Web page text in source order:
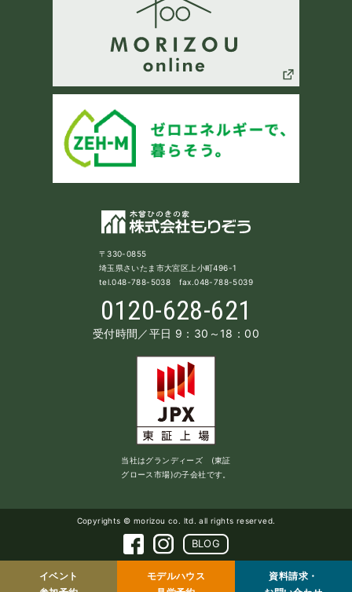
〒330-0855
埼玉県さいたま市大宮区上小町496-1
tel.048-788-5038 fax.048-788-5039
0120-628-621
受付時間／平日 9：30～18：00
当社はグランディーズ (東証
グロース市場)の子会社です。
Copyrights © morizou co. ltd. all rights reserved.
BLOG
イベント
モデルハウス
資料請求・